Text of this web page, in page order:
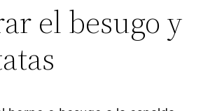
el besugo y